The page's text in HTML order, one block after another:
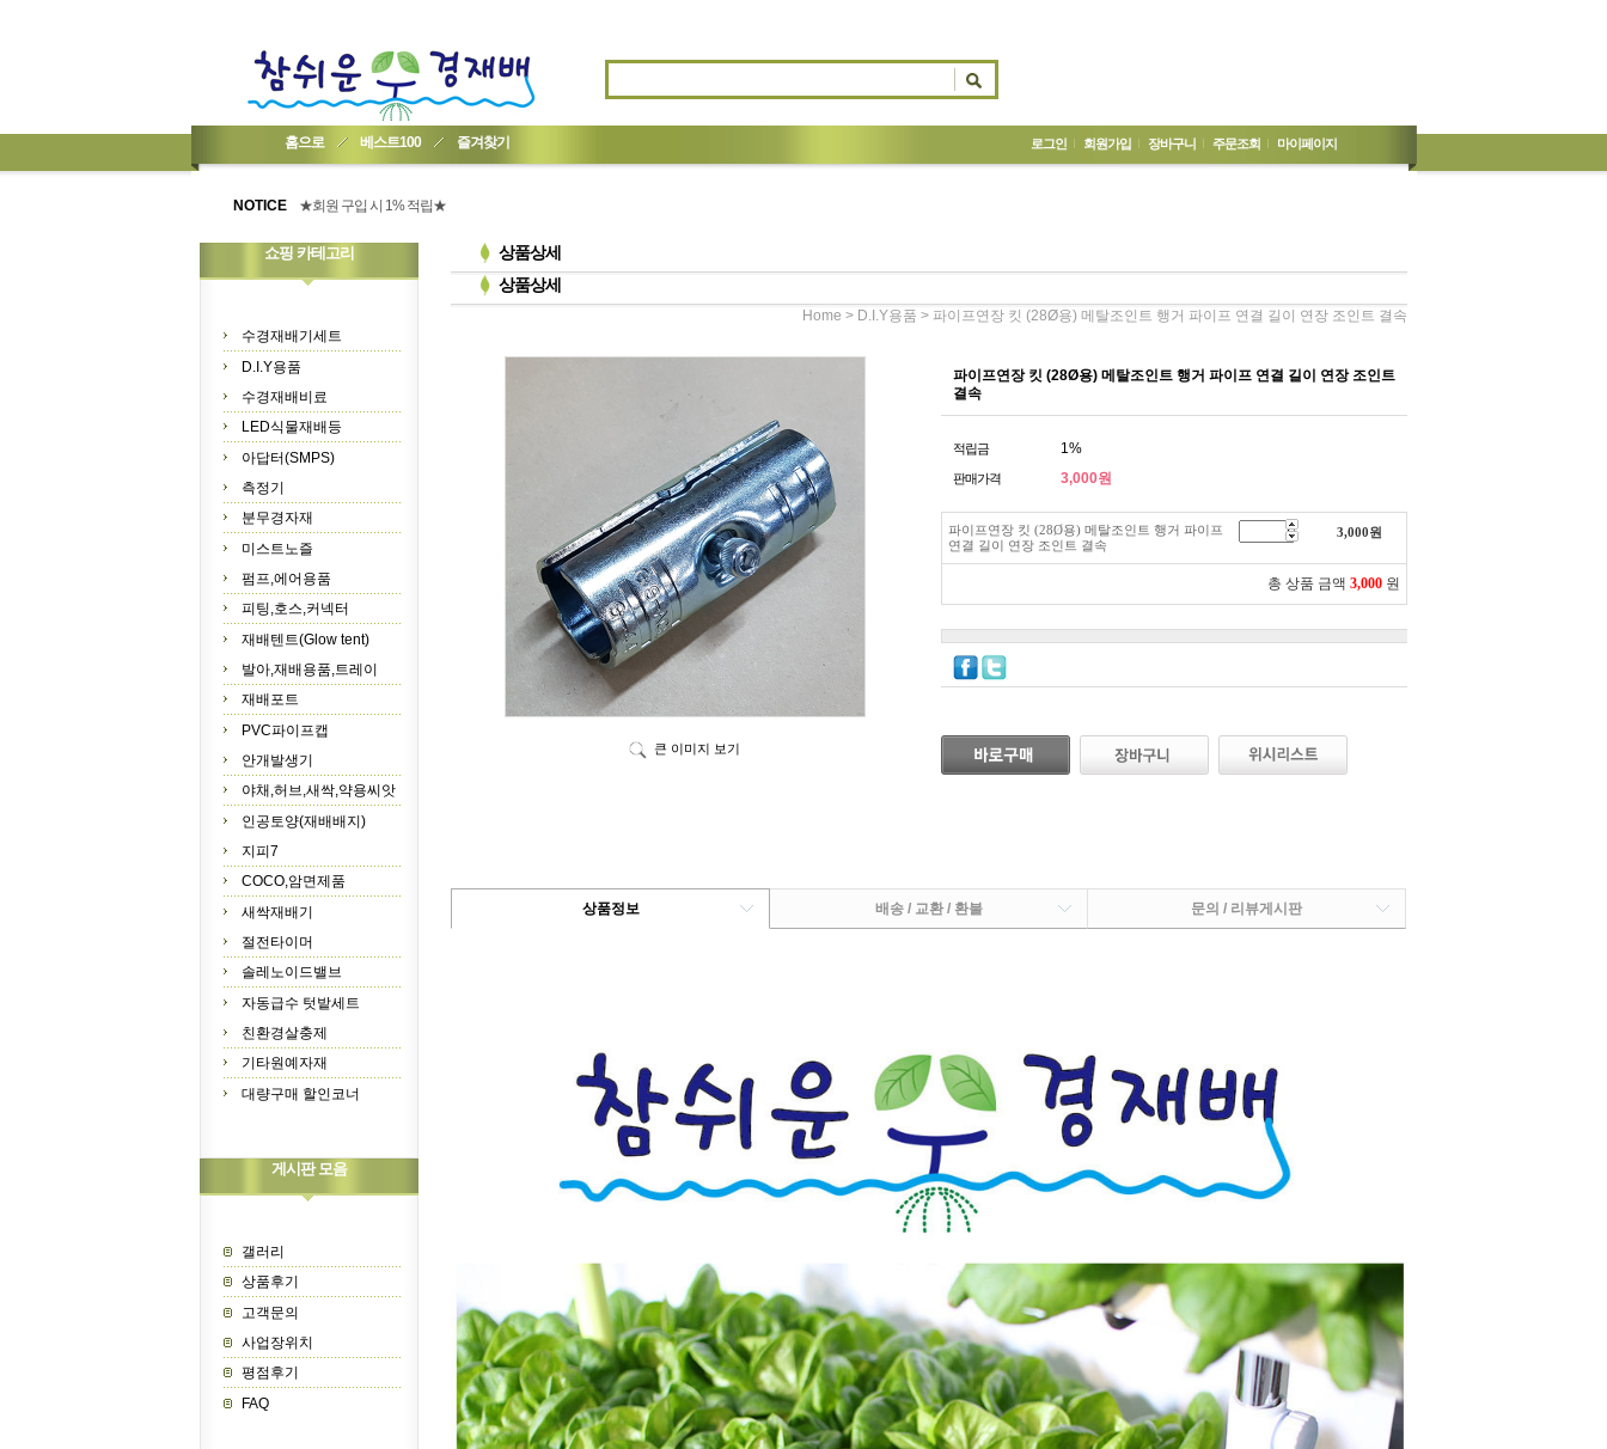
홈으로 베스트100 즐겨찾기 로그인 회원가입 장바구니 주문조회 마이페이지
NOTICE
★기업회원가입 방법..
★간편 회원가입★
쇼핑 카테고리
수경재배기세트
D.I.Y용품
수경재배비료
LED식물재배등
아답터(SMPS)
측정기
분무경자재
미스트노즐
펌프,에어용품
피팅,호스,커넥터
재배텐트(Glow tent)
발아,재배용품,트레이
재배포트
PVC파이프캡
안개발생기
야채,허브,새싹,약용씨앗
인공토양(재배배지)
지피7
COCO,암면제품
새싹재배기
절전타이머
솔레노이드밸브
자동급수 텃밭세트
친환경살충제
기타원예자재
대량구매 할인코너
게시판 모음
갤러리
상품후기
고객문의
사업장위치
평점후기
FAQ
상품상세
상품상세
Home > D.I.Y용품 > 파이프연장 킷 (28Ø용) 메탈조인트 행거 파이프 연결 길이 연장 조인트 결속
큰 이미지 보기
파이프연장 킷 (28Ø용) 메탈조인트 행거 파이프 연결 길이 연장 조인트
결속
적립금 1%
판매가격 3,000원
파이프연장 킷 (28Ø용) 메탈조인트 행거 파이프
연결 길이 연장 조인트 결속
3,000원
총 상품 금액 3,000 원
상품정보 배송 / 교환 / 환불 문의 / 리뷰게시판